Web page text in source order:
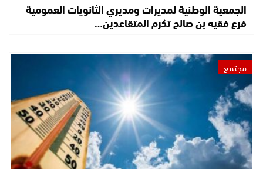
الجمعية الوطنية لمديرات ومديري الثانويات العمومية
فرع فقيه بن صالح تكرم المتقاعدين…
مجتمع